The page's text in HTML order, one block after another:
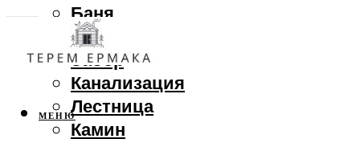
Баня
Веранда
Забор
Канализация
Лестница
Камин
МЕНЮ